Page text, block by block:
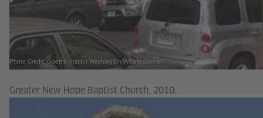
Photo Credit: Goethe-Institut Washington/William Gilcher
Greater New Hope Baptist Church, 2010.